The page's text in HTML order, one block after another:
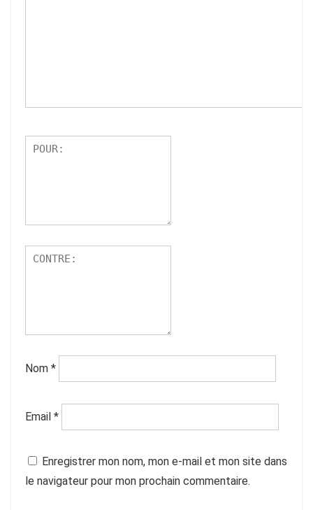
Nom *
Email *
Enregistrer mon nom, mon e-mail et mon site dans
le navigateur pour mon prochain commentaire.